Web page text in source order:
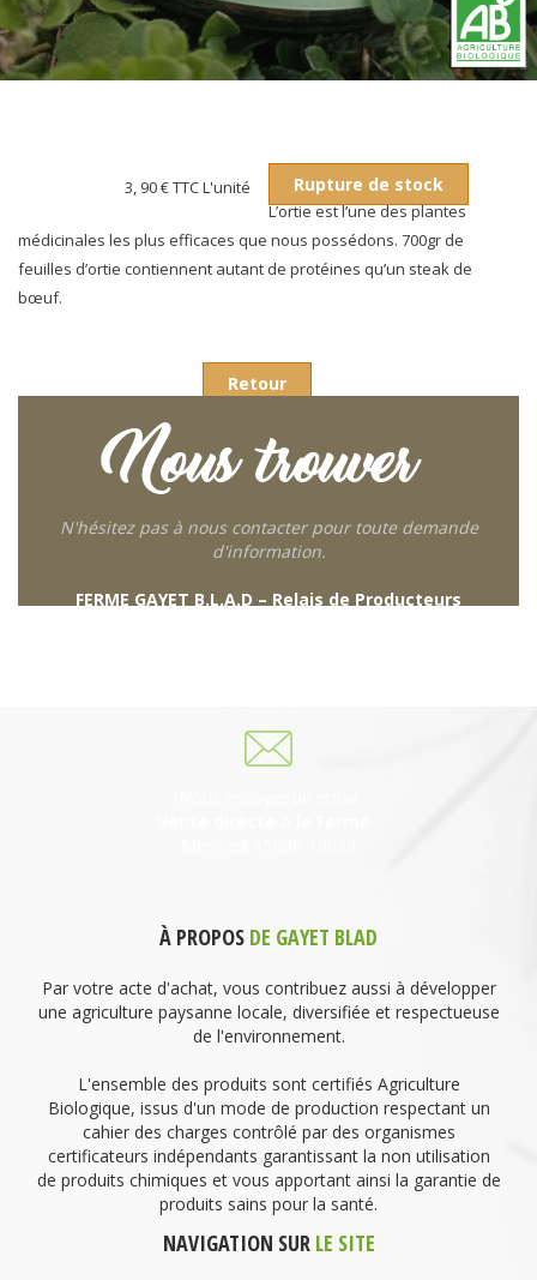
3, 90 €TTC L'unité Rupture de stock
L’ortie est l’une des plantes
médicinales les plus efficaces que nous possédons. 700gr de
feuilles d’ortie contiennent autant de protéines qu’un steak de
bœuf.
Retour
Nous trouver
N'hésitez pas à nous contacter pour toute demande
d'information.
FERME GAYET B.L.A.D – Relais de Producteurs
À PROPOS DE GAYET BLAD
Par votre acte d'achat, vous contribuez aussi à développer
une agriculture paysanne locale, diversifiée et respectueuse
de l'environnement.
L'ensemble des produits sont certifiés Agriculture
Biologique, issus d'un mode de production respectant un
cahier des charges contrôlé par des organismes
certificateurs indépendants garantissant la non utilisation
de produits chimiques et vous apportant ainsi la garantie de
produits sains pour la santé.
NAVIGATION SUR LE SITE